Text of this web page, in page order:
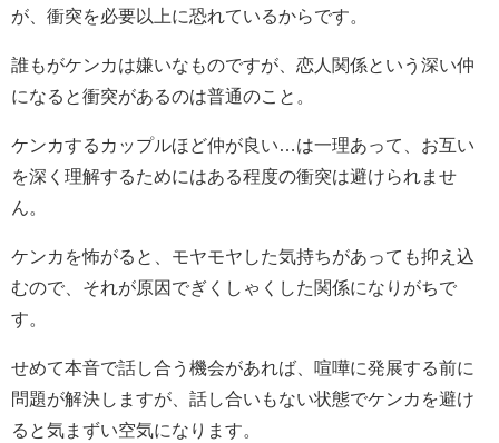
が、衝突を必要以上に恐れているからです。
誰もがケンカは嫌いなものですが、恋人関係という深い仲
になると衝突があるのは普通のこと。
ケンカするカップルほど仲が良い…は一理あって、お互い
を深く理解するためにはある程度の衝突は避けられませ
ん。
ケンカを怖がると、モヤモヤした気持ちがあっても抑え込
むので、それが原因でぎくしゃくした関係になりがちで
す。
せめて本音で話し合う機会があれば、喧嘩に発展する前に
問題が解決しますが、話し合いもない状態でケンカを避け
ると気まずい空気になります。